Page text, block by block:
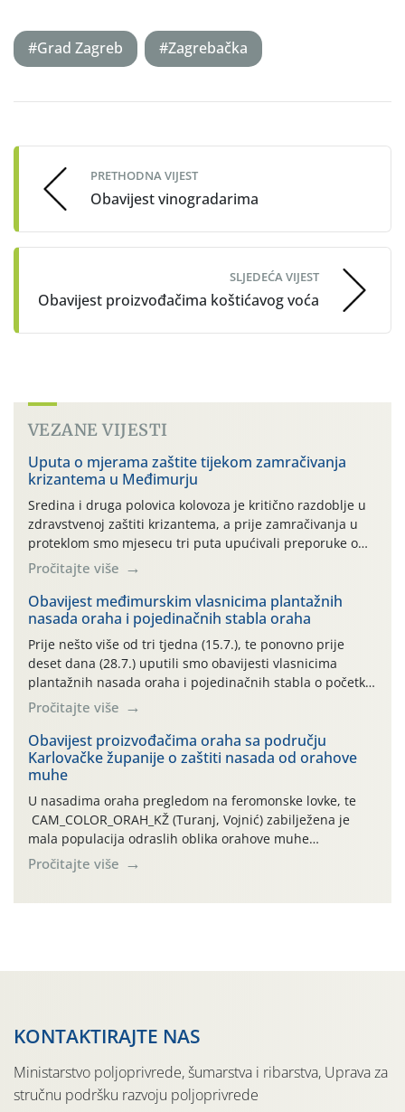
#Grad Zagreb #Zagrebačka
navigation
PRETHODNA VIJEST
Obavijest vinogradarima
SLJEDEĆA VIJEST
Obavijest proizvođačima koštićavog voća
VEZANE VIJESTI
Uputa o mjerama zaštite tijekom zamračivanja
krizantema u Međimurju
Sredina i druga polovica kolovoza je kritično razdoblje u
zdravstvenoj zaštiti krizantema, a prije zamračivanja u
proteklom smo mjesecu tri puta upućivali preporuke o
preventivnim mjerama zaštite krizantema od najčešćih
uzročnika bolesti, štetnika i fito-fagnih grinja (23.7., 14.7.,
06.7.)! Na početku ovog mjeseca je zabilježeno je
povijesno i ekstremno vruće meteorološko razdoblje, uz
najviše temperature […]
Pročitajte više
Obavijest međimurskim vlasnicima plantažnih
nasada oraha i pojedinačnih stabla oraha
Prije nešto više od tri tjedna (15.7.), te ponovno prije
deset dana (28.7.) uputili smo obavijesti vlasnicima
plantažnih nasada oraha i pojedinačnih stabla o početku
leta i ovogodišnjoj potrebi usmjerenog suzbijanja
orahove muhe (Rhagoletis completa)! Već dvanaest dana
traje drugi ovogodišnji “toplinski udar”, koji naročito
izražen zadnja šest dana (31.7.-05.8.), jer najviše
temperature zraka svakodnevno […]
Pročitajte više
Obavijest proizvođačima oraha sa području
Karlovačke županije o zaštiti nasada od orahove
muhe
U nasadima oraha pregledom na feromonske lovke, te
CAM_COLOR_ORAH_KŽ (Turanj, Vojnić) zabilježena je
mala populacija odraslih oblika orahove muhe
(Rhagoletis completa). Niska brojnost može se objasniti
činjenicom da je riječ o mladim nasadima s vrlo malim
Pročitajte više
KONTAKTIRAJTE NAS
Ministarstvo poljoprivrede, šumarstva i ribarstva, Uprava za
stručnu podršku razvoju poljoprivrede